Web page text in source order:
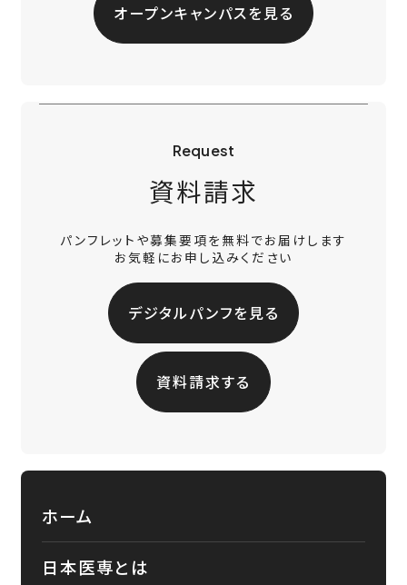
オープンキャンパスを見る
Request
資料請求
パンフレットや募集要項を無料でお届けします
お気軽にお申し込みください
デジタルパンフを見る
資料請求する
ホーム
日本医専とは